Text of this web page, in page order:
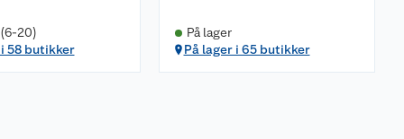
(6-20)
58 butikker
På lager
På lager i 65 butikker